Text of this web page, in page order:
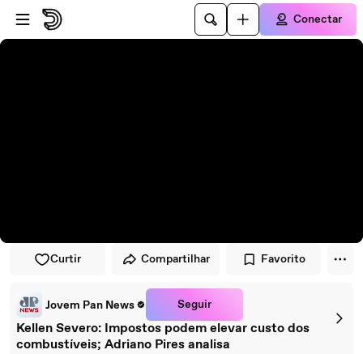
Pular para o player
Ir para o conteúdo principal
Conectar
Curtir Compartilhar Favorito
Jovem Pan News Seguir
Kellen Severo: Impostos podem elevar custo dos
combustíveis; Adriano Pires analisa